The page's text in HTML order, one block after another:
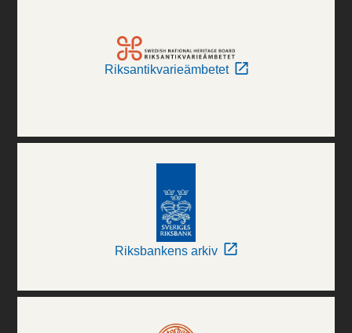
Riksantikvarieämbetet
Riksbankens arkiv